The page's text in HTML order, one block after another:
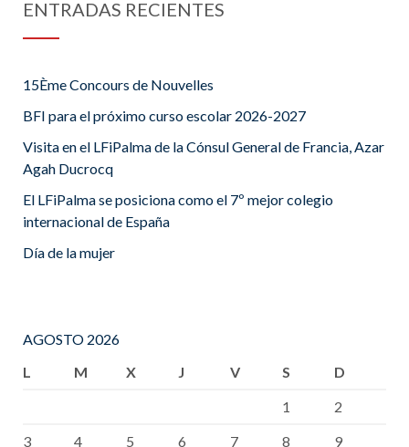
ENTRADAS RECIENTES
15Ème Concours de Nouvelles
BFI para el próximo curso escolar 2026-2027
Visita en el LFiPalma de la Cónsul General de Francia, Azar
Agah Ducrocq
El LFiPalma se posiciona como el 7º mejor colegio
internacional de España
Día de la mujer
AGOSTO 2026
L
M X J V S
D
1
2
3
4 5 6 7 8 9